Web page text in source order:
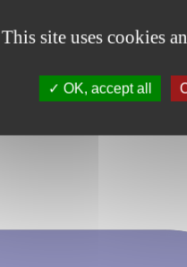
This site uses cookies
OK, accept all